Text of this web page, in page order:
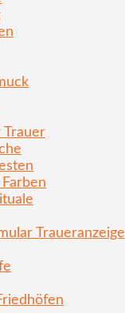
Trauer
Traueranzeige